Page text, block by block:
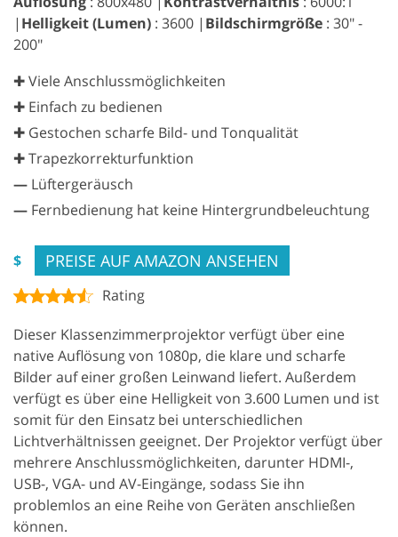
| Helligkeit (Lumen) : 3600 | Bildschirmgröße : 30" -
200"
✚ Viele Anschlussmöglichkeiten
✚ Einfach zu bedienen
✚ Gestochen scharfe Bild- und Tonqualität
✚ Trapezkorrekturfunktion
— Lüftergeräusch
— Fernbedienung hat keine Hintergrundbeleuchtung
$ PREISE AUF AMAZON ANSEHEN
Rating
Dieser Klassenzimmerprojektor verfügt über eine
native Auflösung von 1080p, die klare und scharfe
Bilder auf einer großen Leinwand liefert. Außerdem
verfügt es über eine Helligkeit von 3.600 Lumen und ist
somit für den Einsatz bei unterschiedlichen
Lichtverhältnissen geeignet. Der Projektor verfügt über
mehrere Anschlussmöglichkeiten, darunter HDMI-,
USB-, VGA- und AV-Eingänge, sodass Sie ihn
problemlos an eine Reihe von Geräten anschließen
können.